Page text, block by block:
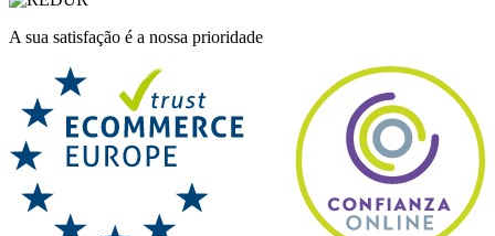
A sua satisfação é a nossa prioridade